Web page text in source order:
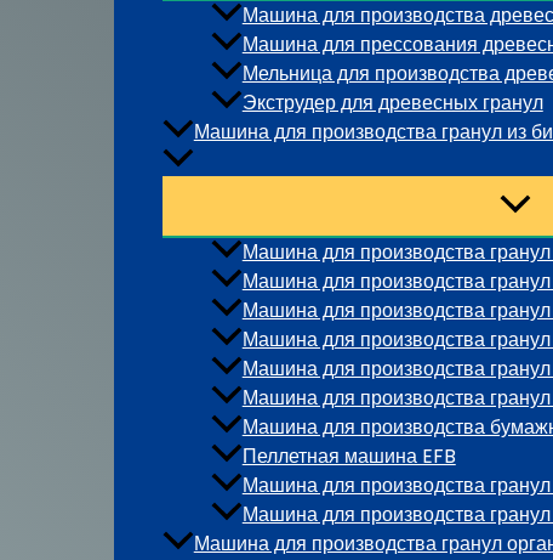
Машина для производства
Машина для прессования
Мельница для производства
Экструдер для древесных гранул
Машина для производства гранул из
Машина для производства
Машина для производства
Машина для производства гранул
Машина для производства
Машина для производства
Машина для производства
Машина для производства
Пеллетная машина EFB
Машина для производства
Машина для производства
Машина для производства гранул